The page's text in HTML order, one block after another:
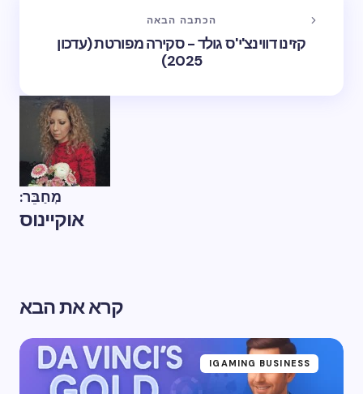
הכתבה הבאה
קזינו דווינצ'י'ס גולד - סקירה מפורטת (עדכון
2025)
מְחַבֵּר:
אוקיינוס
קרא את הבא
IGAMING BUSINESS